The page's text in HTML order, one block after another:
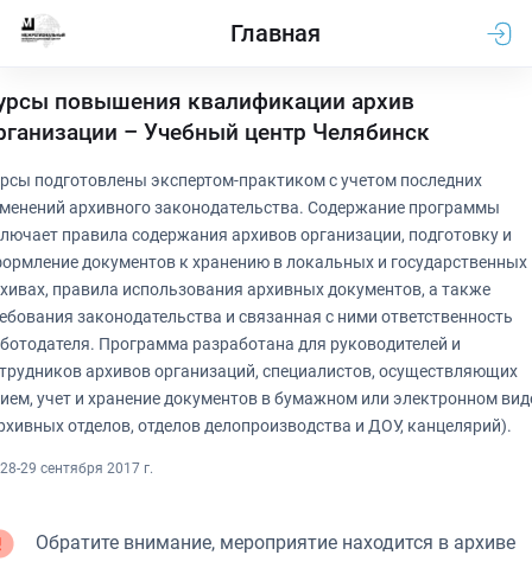
Главная
повышения квалификации архив
– Учебный центр Челябинск
подготовлены экспертом-практиком с учетом последних
архивного законодательства. Содержание программы
правила содержания архивов организации, подготовку и
документов к хранению в локальных и государственных
правила использования архивных документов, а также
законодательства и связанная с ними ответственность
Программа разработана для руководителей и
архивов организаций, специалистов, осуществляющих
учет и хранение документов в бумажном или электронном
отделов, отделов делопроизводства и ДОУ, канцелярий).
28-29 сентября 2017 г.
Обратите внимание, мероприятие находится в архиве